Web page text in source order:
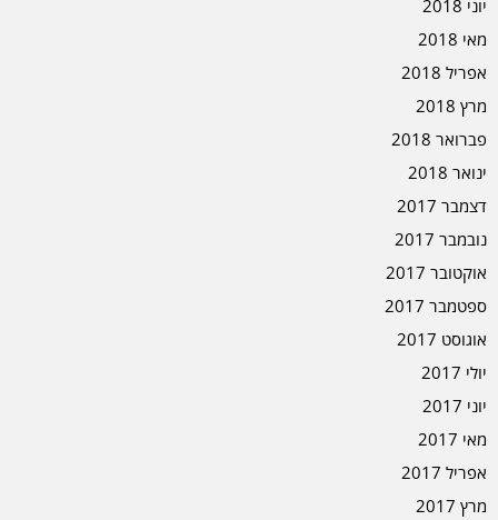
יוני 2018
מאי 2018
אפריל 2018
מרץ 2018
פברואר 2018
ינואר 2018
דצמבר 2017
נובמבר 2017
אוקטובר 2017
ספטמבר 2017
אוגוסט 2017
יולי 2017
יוני 2017
מאי 2017
אפריל 2017
מרץ 2017